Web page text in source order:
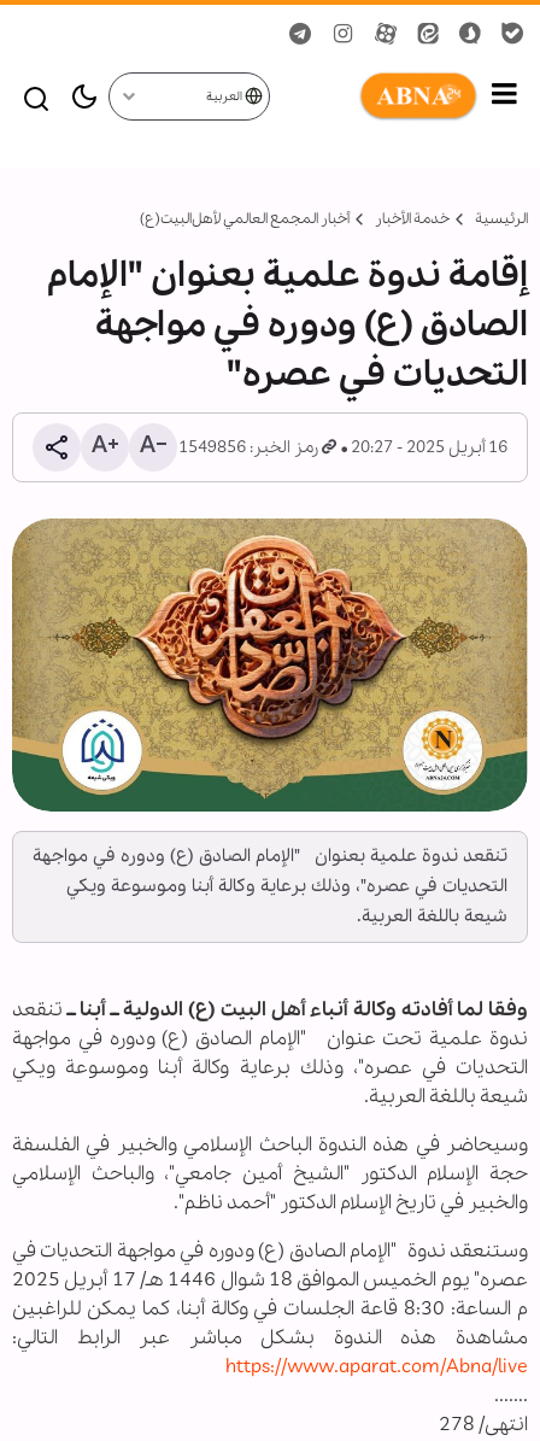
العربية
الرئيسية خدمة الأخبار أخبار المجمع العالمي لأهل‌البيت(ع)
إقامة ندوة علمية بعنوان "الإمام
الصادق (ع) ودوره في مواجهة
التحديات في عصره"
16 أبريل 2025 - 20:27 رمز الخبر: 1549856
تنقعد ندوة علمية بعنوان "الإمام الصادق (ع) ودوره في مواجهة
التحديات في عصره"، وذلك برعاية وكالة أبنا وموسوعة ويكي
شيعة باللغة العربية.
وفقا لما أفادته وكالة أنباء أهل البيت (ع) الدولية ــ أبنا ــتنقعد
ندوة علمية تحت عنوان "الإمام الصادق (ع) ودوره في مواجهة
التحديات في عصره"، وذلك برعاية وكالة أبنا وموسوعة ويكي
شيعة باللغة العربية.
وسيحاضر في هذه الندوة الباحث الإسلامي والخبير في الفلسفة
حجة الإسلام الدكتور "الشيخ أمين جامعي"، والباحث الإسلامي
والخبير في تاريخ الإسلام الدكتور "أحمد ناظم".
وستنعقد ندوة "الإمام الصادق (ع) ودوره في مواجهة التحديات في
عصره" يوم الخميس الموافق 18 شوال 1446 هـ/ 17 أبريل 2025
م الساعة: 8:30 قاعة الجلسات في وكالة أبنا، كما يمكن للراغبين
مشاهدة هذه الندوة بشكل مباشر عبر الرابط التالي:
https://www.aparat.com/Abna/live
.......
انتهى/ 278